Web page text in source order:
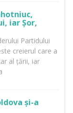
iar Șor,
Partidului
creierul care a
al țării, iar
și-a